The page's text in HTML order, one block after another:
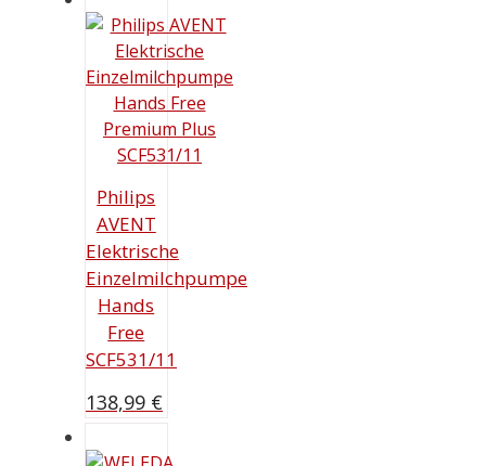
Philips
AVENT
Elektrische
Einzelmilchpumpe
Hands
Free
SCF531/11
138,99 €